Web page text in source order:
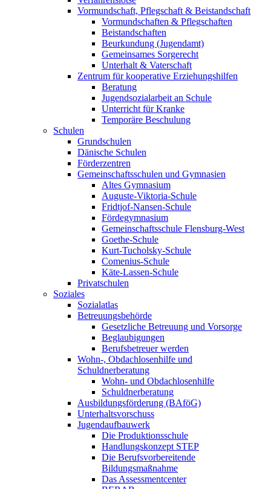
Vormundschaft, Pflegschaft & Beistandschaft
Vormundschaften & Pflegschaften
Beistandschaften
Beurkundung (Jugendamt)
Gemeinsames Sorgerecht
Unterhalt & Vaterschaft
Zentrum für kooperative Erziehungshilfen
Beratung
Jugendsozialarbeit an Schule
Unterricht für Kranke
Temporäre Beschulung
Schulen
Grundschulen
Dänische Schulen
Förderzentren
Gemeinschaftsschulen und Gymnasien
Altes Gymnasium
Auguste-Viktoria-Schule
Fridtjof-Nansen-Schule
Fördegymnasium
Gemeinschaftsschule Flensburg-West
Goethe-Schule
Kurt-Tucholsky-Schule
Comenius-Schule
Käte-Lassen-Schule
Privatschulen
Soziales
Sozialatlas
Betreuungsbehörde
Gesetzliche Betreuung und Vorsorge
Beglaubigungen
Berufsbetreuer werden
Wohn-, Obdachlosenhilfe und
Schuldnerberatung
Wohn- und Obdachlosenhilfe
Schuldnerberatung
Ausbildungsförderung (BAföG)
Unterhaltsvorschuss
Jugendaufbauwerk
Die Produktionsschule
Handlungskonzept STEP
Die Berufsvorbereitende
Bildungsmaßnahme
Das Assessmentcenter